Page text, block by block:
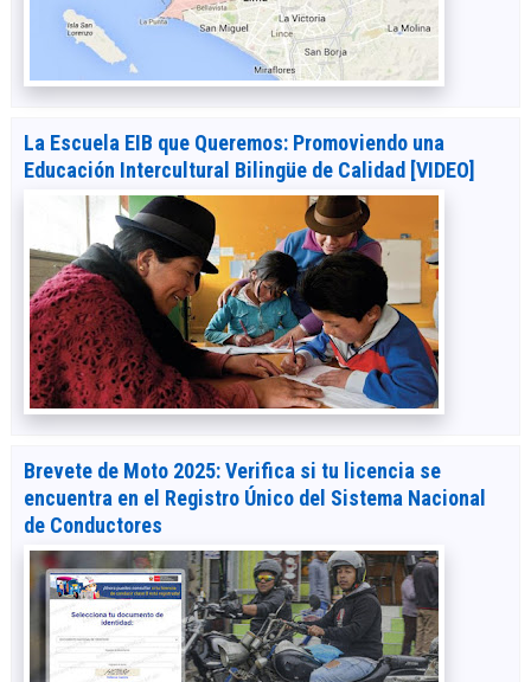
La Escuela EIB que Queremos: Promoviendo una
Educación Intercultural Bilingüe de Calidad [VIDEO]
Brevete de Moto 2025: Verifica si tu licencia se
encuentra en el Registro Único del Sistema Nacional
de Conductores